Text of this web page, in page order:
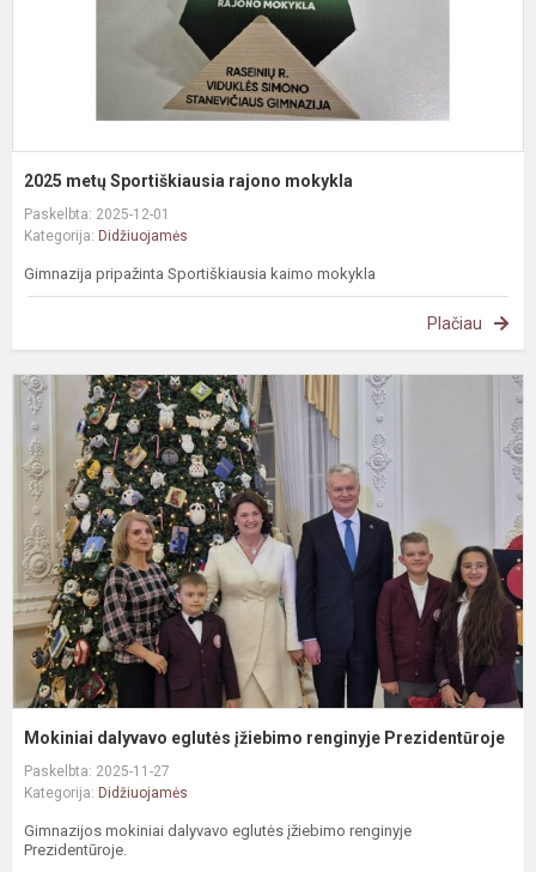
2025 metų Sportiškiausia rajono mokykla
Paskelbta: 2025-12-01
Kategorija: Didžiuojamės
Gimnazija pripažinta Sportiškiausia kaimo mokykla
Plačiau
Mokiniai dalyvavo eglutės įžiebimo renginyje Prezidentūroje
Paskelbta: 2025-11-27
Kategorija: Didžiuojamės
Gimnazijos mokiniai dalyvavo eglutės įžiebimo renginyje
Prezidentūroje.